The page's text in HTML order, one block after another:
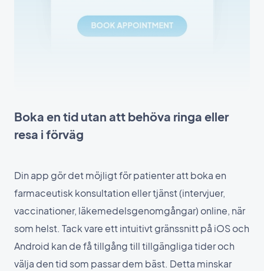
Boka en tid utan att behöva ringa eller
resa i förväg
Din app gör det möjligt för patienter att boka en
farmaceutisk konsultation eller tjänst (intervjuer,
vaccinationer, läkemedelsgenomgångar) online, när
som helst. Tack vare ett intuitivt gränssnitt på iOS och
Android kan de få tillgång till tillgängliga tider och
välja den tid som passar dem bäst. Detta minskar